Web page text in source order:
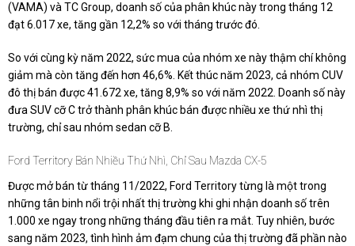
(VAMA) và TC Group, doanh số của phân khúc này trong tháng 12
đạt 6.017 xe, tăng gần 12,2% so với tháng trước đó.
So với cùng kỳ năm 2022, sức mua của nhóm xe này thậm chí không
giảm mà còn tăng đến hơn 46,6%. Kết thúc năm 2023, cả nhóm CUV
đô thị bán được 41.672 xe, tăng 8,9% so với năm 2022. Doanh số này
đưa SUV cỡ C trở thành phân khúc bán được nhiều xe thứ nhì thị
trường, chỉ sau nhóm sedan cỡ B.
Ford Territory Bán Nhiều Thứ Nhì, Chỉ Sau Mazda CX-5
Được mở bán từ tháng 11/2022, Ford Territory từng là một trong
những tân binh nổi trội nhất thị trường khi ghi nhận doanh số trên
1.000 xe ngay trong những tháng đầu tiên ra mắt. Tuy nhiên, bước
sang năm 2023, tình hình ảm đạm chung của thị trường đã phần nào